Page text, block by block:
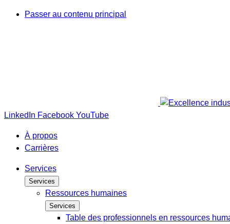
Passer au contenu principal
LinkedIn Facebook YouTube
À propos
Carrières
Services
Services
Ressources humaines
Services
Table des professionnels en ressources